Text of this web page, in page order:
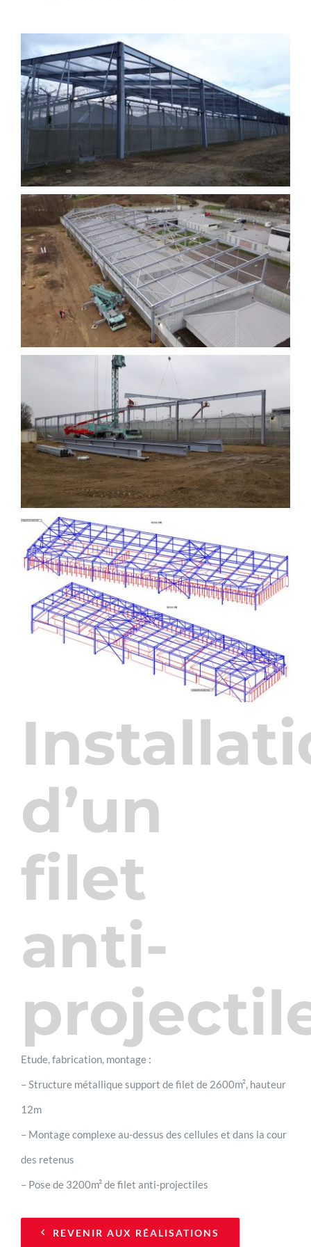
d’un
filet
anti-
Etude, fabrication, montage :
– Structure métallique support de filet de 2600m², hauteur
12m
– Montage complexe au-dessus des cellules et dans la cour
des retenus
– Pose de 3200m² de filet anti-projectiles
REVENIR AUX RÉALISATIONS